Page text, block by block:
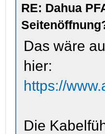
RE: Dahua
Das wäre
hier:
https://
Die